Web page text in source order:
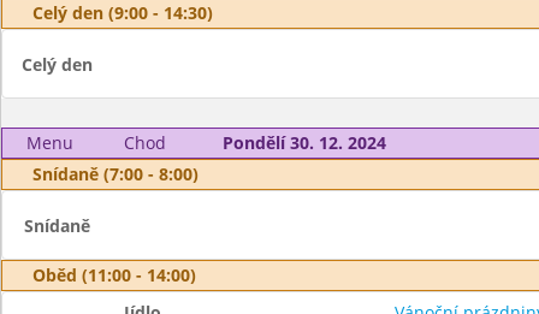
Celý den (9:00 - 14:30)
Celý den
Menu Chod
Pondělí 30. 12. 2024
Snídaně (7:00 - 8:00)
Snídaně
Oběd (11:00 - 14:00)